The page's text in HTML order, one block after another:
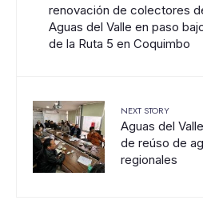
renovación de colectores
Aguas del Valle en paso
de la Ruta 5 en Coquimbo
NEXT STORY
Aguas del
de reúso de
regionales